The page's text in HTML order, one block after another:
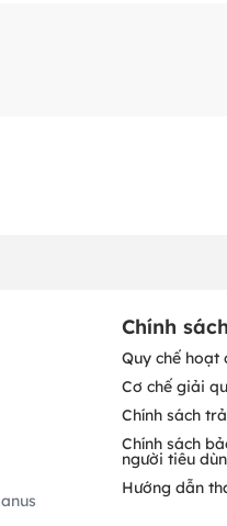
Chính sách
Quy chế hoạt
Cơ chế giải
Chính sách
Chính sách
người tiêu
Hướng dẫn